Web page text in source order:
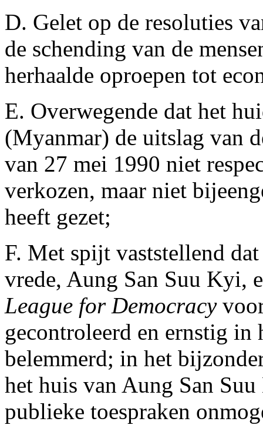
D. Gelet op de resoluties
de schending van de
herhaalde oproepen tot
E. Overwegende dat het
(Myanmar) de uitslag van
van 27 mei 1990 niet
verkozen, maar niet
heeft gezet;
F. Met spijt vaststellend
vrede, Aung San Suu Kyi,
League for Democracy
gecontroleerd en ernstig
belemmerd; in het
het huis van Aung San
publieke toespraken